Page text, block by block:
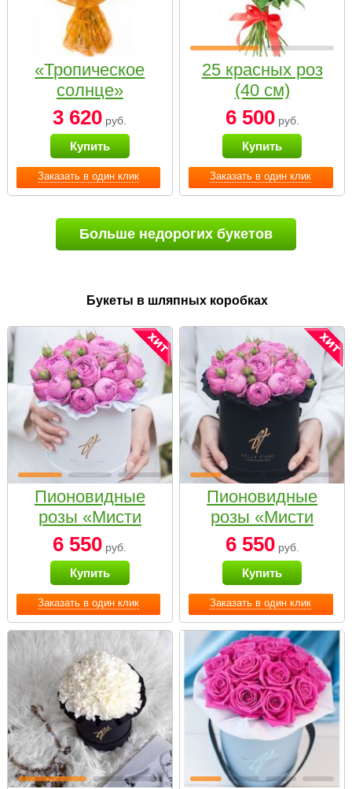
Заказать в один клик
«Тропическое
солнце»
3 620 руб.
Купить
Заказать в один клик
25 красных роз
(40 см)
6 500руб.
Купить
Больше недорогих букетов
Букеты в шляпных коробках
Заказать в один клик
Пионовидные
розы «Мисти
бабблс» в белой
коробке Small
6 550 руб.
Купить
Заказать в один клик
Пионовидные
розы «Мисти
бабблс» в
черной коробке
Small
6 550руб.
Купить